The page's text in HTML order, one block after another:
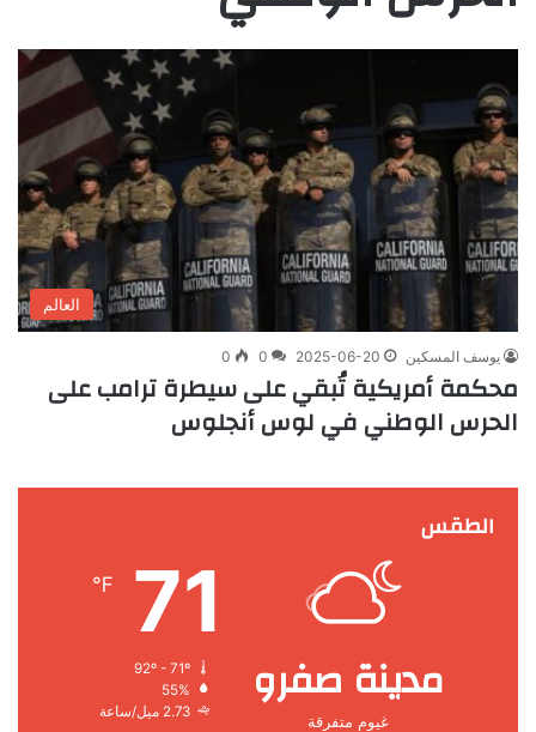
العالم
يوسف المسكين 2025-06-20
0
0
محكمة أمريكية تُبقي على سيطرة ترامب على
الحرس الوطني في لوس أنجلوس
الطقس
مدينة صفرو
غيوم متفرقة
71
℉
55%
2.73 ميل/ساعة